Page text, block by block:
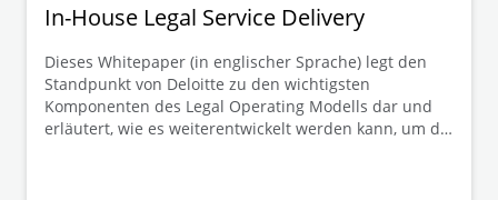
In-House Legal Service Delivery
Dieses Whitepaper (in englischer Sprache) legt den
Standpunkt von Deloitte zu den wichtigsten
Komponenten des Legal Operating Modells dar und
erläutert, wie es weiterentwickelt werden kann, um die